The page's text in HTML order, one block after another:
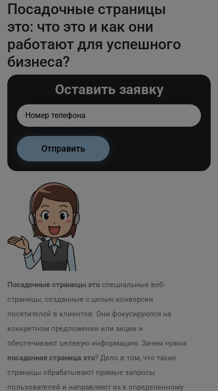
Посадочные страницы
это: что это и как они
работают для успешного
бизнеса?
Оставить заявку
Посадочные страницы это специальные веб-
страницы, созданные с целью конверсии
посетителей в клиентов. Они фокусируются на
конкретном предложении или акции и
обеспечивают целевую информацию. Зачем нужна
посадочная страница это? Дело в том, что такие
страницы обрабатывают прямые запросы
пользователей и направляют их к определенному